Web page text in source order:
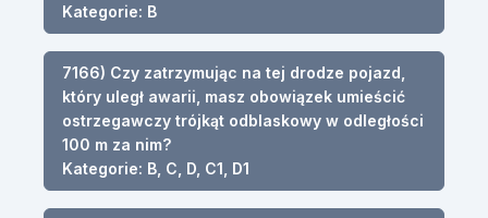
Kategorie: B
7166) Czy zatrzymując na tej drodze pojazd,
który uległ awarii, masz obowiązek umieścić
ostrzegawczy trójkąt odblaskowy w odległości
100 m za nim?
Kategorie: B, C, D, C1, D1